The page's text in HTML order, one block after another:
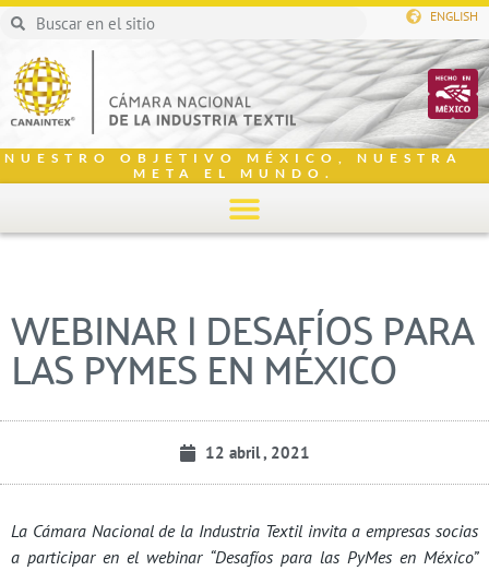
ENGLISH
NUESTRO OBJETIVO MÉXICO, NUESTRA
META EL MUNDO.
WEBINAR | DESAFÍOS PARA
LAS PYMES EN MÉXICO
12 abril , 2021
La Cámara Nacional de la Industria Textil invita a empresas socias
a participar en el webinar “Desafíos para las PyMes en México”